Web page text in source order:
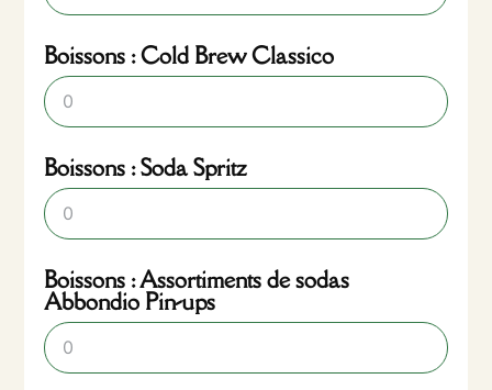
Boissons : Cold Brew Classico
Boissons : Soda Spritz
Boissons : Assortiments de sodas
Abbondio Pin-ups